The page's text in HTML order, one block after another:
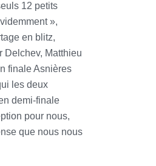
12 petits
»,
en blitz,
Delchev, Matthieu
finale Asnières
les deux
demi-finale
pour nous,
que nous nous